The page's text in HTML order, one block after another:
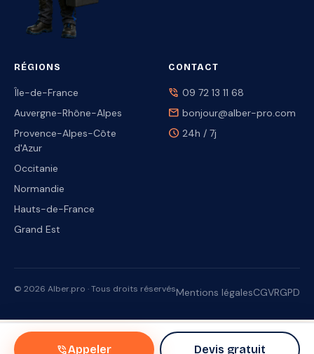
RÉGIONS
Île-de-France
Auvergne-Rhône-Alpes
Provence-Alpes-Côte
d'Azur
Occitanie
Normandie
Hauts-de-France
Grand Est
CONTACT
phone_in_talk 09 72 13 11 68
mail bonjour@alber-pro.com
schedule 24h / 7j
© 2026 Alber.pro · Tous droits réservésMentions légalesCGVRGPD
phone_in_talkAppeler Devis gratuit